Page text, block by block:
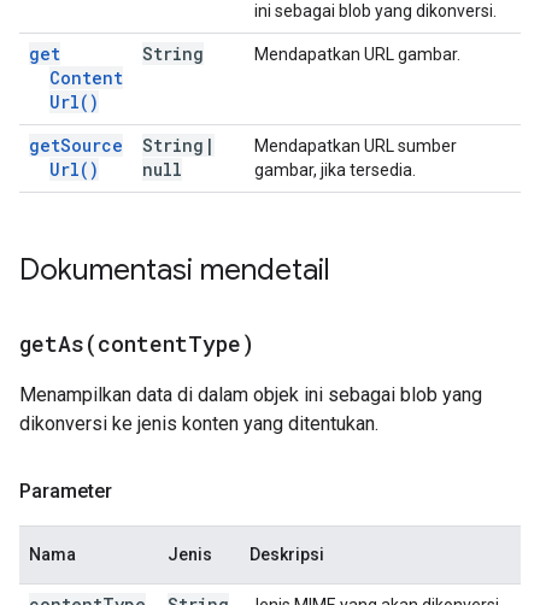
ini sebagai blob yang dikonversi.
get
Content
Url( )
String Mendapatkan URL gambar.
getSource
Url( )
String |
null
Mendapatkan URL sumber
gambar, jika tersedia.
Dokumentasi mendetail
getAs(contentType)
Menampilkan data di dalam objek ini sebagai blob yang
dikonversi ke jenis konten yang ditentukan.
Parameter
Nama Jenis Deskripsi